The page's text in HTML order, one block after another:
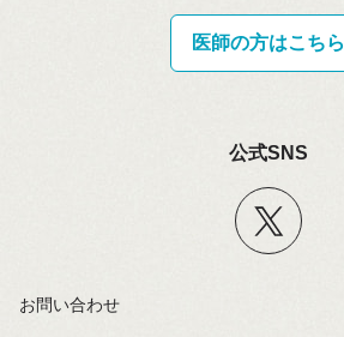
医師の方はこちら
公式SNS
お問い合わせ